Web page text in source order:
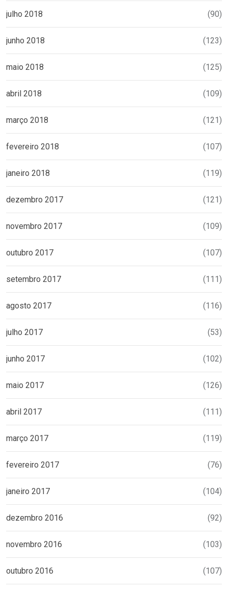
julho 2018 (90)
junho 2018 (123)
maio 2018 (125)
abril 2018 (109)
março 2018 (121)
fevereiro 2018 (107)
janeiro 2018 (119)
dezembro 2017 (121)
novembro 2017 (109)
outubro 2017 (107)
setembro 2017 (111)
agosto 2017 (116)
julho 2017 (53)
junho 2017 (102)
maio 2017 (126)
abril 2017 (111)
março 2017 (119)
fevereiro 2017 (76)
janeiro 2017 (104)
dezembro 2016 (92)
novembro 2016 (103)
outubro 2016 (107)